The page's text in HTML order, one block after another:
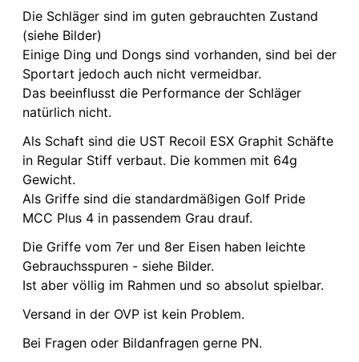
Die Schläger sind im guten gebrauchten Zustand
(siehe Bilder)
Einige Ding und Dongs sind vorhanden, sind bei der
Sportart jedoch auch nicht vermeidbar.
Das beeinflusst die Performance der Schläger
natürlich nicht.
Als Schaft sind die UST Recoil ESX Graphit Schäfte
in Regular Stiff verbaut. Die kommen mit 64g
Gewicht.
Als Griffe sind die standardmäßigen Golf Pride
MCC Plus 4 in passendem Grau drauf.
Die Griffe vom 7er und 8er Eisen haben leichte
Gebrauchsspuren - siehe Bilder.
Ist aber völlig im Rahmen und so absolut spielbar.
Versand in der OVP ist kein Problem.
Bei Fragen oder Bildanfragen gerne PN.